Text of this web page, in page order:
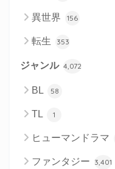
異世界 156
転生 353
ジャンル 4,072
BL 58
TL 1
ヒューマンドラマ
ファンタジー 3,401